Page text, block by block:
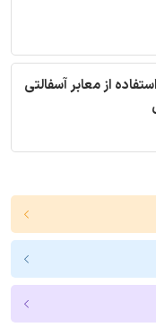
از معابر آسفالتی